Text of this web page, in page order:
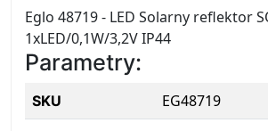
Eglo 48719 - LED Solarny reflektor
1xLED/0,1W/3,2V IP44
Parametry:
SKU EG48719